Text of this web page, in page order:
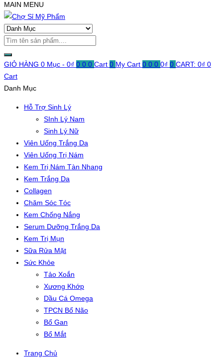
MAIN MENU
GIỎ HÀNG 0 Mục - 0₫ 0 0 0 Cart 0 My Cart 0 0 0 0₫ 0 CART: 0₫ 0
Cart
Danh Mục
Hỗ Trợ Sinh Lý
SInh Lý Nam
Sinh Lý Nữ
Viên Uống Trắng Da
Viên Uống Trị Nám
Kem Trị Nám Tàn Nhang
Kem Trắng Da
Collagen
Chăm Sóc Tóc
Kem Chống Nắng
Serum Dưỡng Trắng Da
Kem Trị Mụn
Sữa Rửa Mặt
Sức Khỏe
Tảo Xoắn
Xương Khớp
Dầu Cá Omega
TPCN Bổ Não
Bổ Gan
Bổ Mắt
Trang Chủ